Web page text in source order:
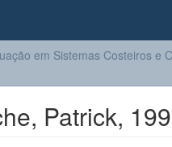
em Sistemas Costeiros e
Patrick,